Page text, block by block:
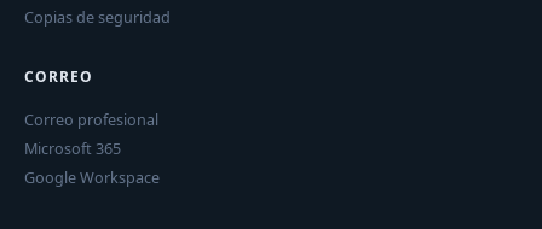
Copias de seguridad
CORREO
Correo profesional
Microsoft 365
Google Workspace